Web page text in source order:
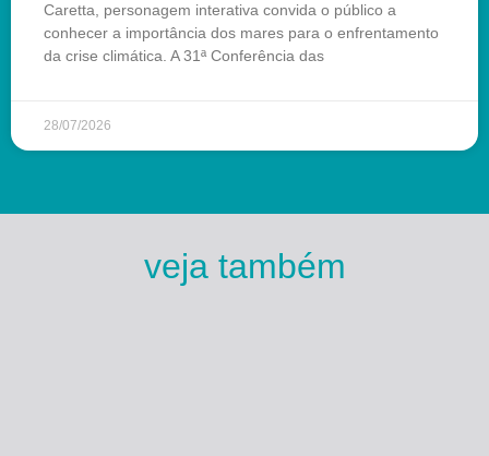
Caretta, personagem interativa convida o público a
conhecer a importância dos mares para o enfrentamento
da crise climática. A 31ª Conferência das
28/07/2026
veja também